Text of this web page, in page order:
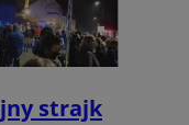
strajk